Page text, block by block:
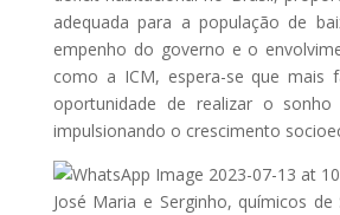
adequada para a população de
empenho do governo e o
como a ICM, espera-se que mais
oportunidade de realizar o
impulsionando o crescimento
José Maria e Serginho, químicos